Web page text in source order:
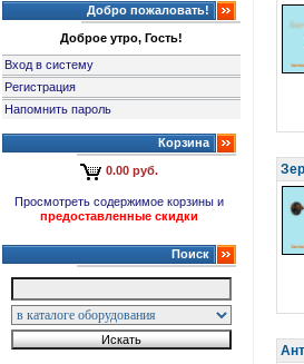
Добро пожаловать!
Доброе утро, Гость!
Вход в систему
Регистрация
Напомнить пароль
Корзина
0.00 руб.
Просмотреть содержимое корзины и
предоставленные скидки
Поиск